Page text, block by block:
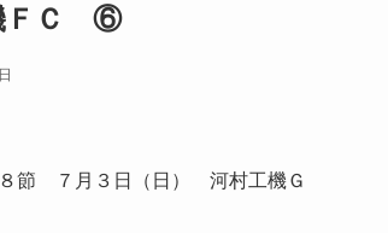
ＦＣ ⑥
節 ７月３日（日） 河村工機Ｇ